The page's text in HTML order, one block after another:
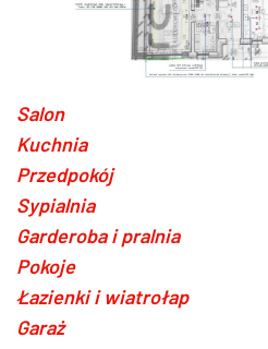
Salon
Kuchnia
Przedpokój
Sypialnia
Garderoba i pralnia
Pokoje
Łazienki i wiatrołap
Garaż